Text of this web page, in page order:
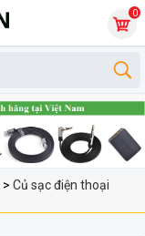
0
> Củ sạc điện thoại